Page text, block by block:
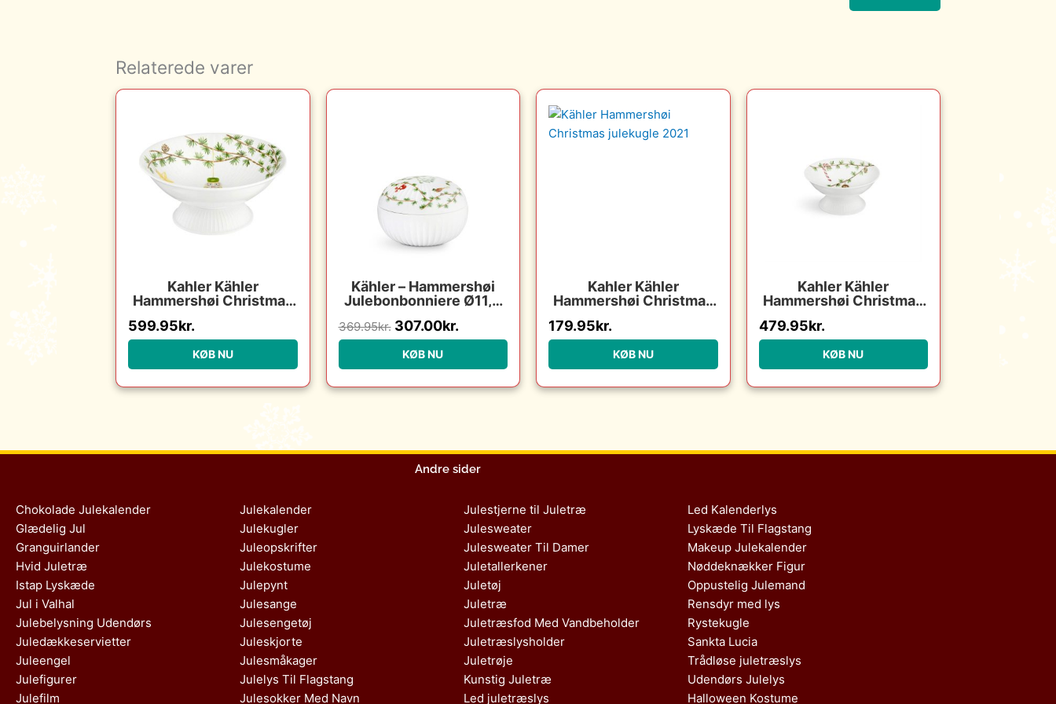
Relaterede varer
Kahler Kähler
Hammershøi Christmas
Christensen Møbler :
Erling Christensen
Møbler
599.95kr.
KØB NU
Kähler – Hammershøi
Julebonbonniere Ø11,5
369.95kr. 307.00kr.
KØB NU
Kahler Kähler
Hammershøi Christmas
Christensen Møbler :
Erling Christensen
Møbler
179.95kr.
KØB NU
Kahler Kähler
Hammershøi Christmas
Christensen Møbler :
Erling Christensen
Møbler
479.95kr.
KØB NU
Andre sider
Chokolade Julekalender
Glædelig Jul
Granguirlander
Hvid Juletræ
Istap Lyskæde
Jul i Valhal
Julebelysning Udendørs
Juledækkeservietter
Juleengel
Julefigurer
Julefilm
Julekalender
Julekugler
Juleopskrifter
Julekostume
Julepynt
Julesange
Julesengetøj
Juleskjorte
Julesmåkager
Julelys Til Flagstang
Julesokker Med Navn
Julestjerne til Juletræ
Julesweater
Julesweater Til Damer
Juletallerkener
Juletøj
Juletræ
Juletræsfod Med Vandbeholder
Juletræslysholder
Juletrøje
Kunstig Juletræ
Led juletræslys
Led Kalenderlys
Lyskæde Til Flagstang
Makeup Julekalender
Nøddeknækker Figur
Oppustelig Julemand
Rensdyr med lys
Rystekugle
Sankta Lucia
Trådløse juletræslys
Udendørs Julelys
Halloween Kostume